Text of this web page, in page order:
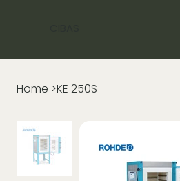
Home >KE 250S